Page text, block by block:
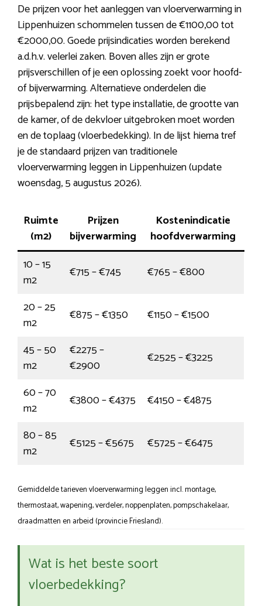
De prijzen voor het aanleggen van vloerverwarming in
Lippenhuizen schommelen tussen de €1100,00 tot
€2000,00. Goede prijsindicaties worden berekend
a.d.h.v. velerlei zaken. Boven alles zijn er grote
prijsverschillen of je een oplossing zoekt voor hoofd-
of bijverwarming. Alternatieve onderdelen die
prijsbepalend zijn: het type installatie, de grootte van
de kamer, of de dekvloer uitgebroken moet worden
en de toplaag (vloerbedekking). In de lijst hierna tref
je de standaard prijzen van traditionele
vloerverwarming leggen in Lippenhuizen (update
woensdag, 5 augustus 2026).
Ruimte
(m2)
Prijzen
bijverwarming
Kostenindicatie
hoofdverwarming
10 – 15
m2
€715 – €745
€765 – €800
20 – 25
m2
€875 – €1350
€1150 – €1500
45 – 50
m2
€2275 –
€2900
€2525 – €3225
60 – 70
m2
€3800 – €4375
€4150 – €4875
80 – 85
m2
€5125 – €5675 €5725 – €6475
Gemiddelde tarieven vloerverwarming leggen incl. montage,
thermostaat, wapening, verdeler, noppenplaten, pompschakelaar,
draadmatten en arbeid (provincie Friesland).
Wat is het beste soort
vloerbedekking?